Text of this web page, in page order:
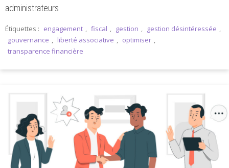
administrateurs
Étiquettes : engagement , fiscal , gestion , gestion désintéressée ,
gouvernance , liberté associative , optimiser ,
transparence financière